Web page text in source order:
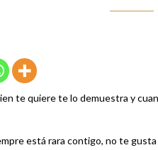
te quiere te lo demuestra y
está rara contigo, no te